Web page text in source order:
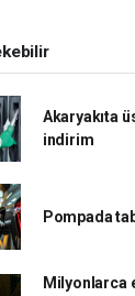
Akaryakıta
indirim
Pompada
Milyonlarca